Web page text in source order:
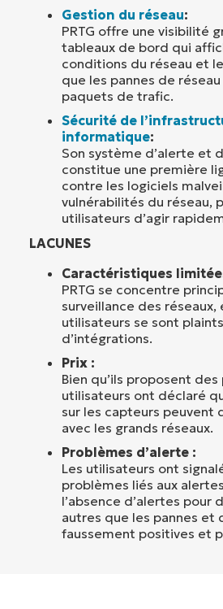
Gestion du réseau:
PRTG offre une visibilité
tableaux de bord qui
conditions du réseau et
que les pannes de
paquets de trafic.
Sécurité de
informatique:
Son système d’alerte et
constitue une première
contre les logiciels
vulnérabilités du réseau,
utilisateurs d’agir
LACUNES
Caractéristiques
PRTG se concentre
surveillance des réseaux,
utilisateurs se sont
d’intégrations.
Prix :
Bien qu’ils proposent
utilisateurs ont déclaré
sur les capteurs peuvent
avec les grands réseaux.
Problèmes d’alerte :
Les utilisateurs ont
problèmes liés aux
l’absence d’alertes pour
autres que les pannes et
faussement positives et